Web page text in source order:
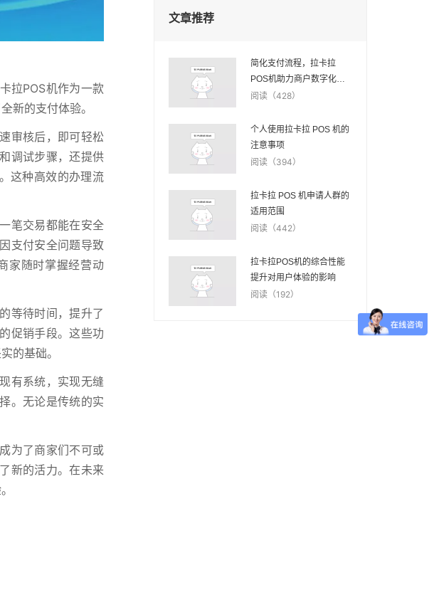
拉POS机作为一款
新的支付体验。
审核后，即可轻松
调试步骤，还提供
这种高效的办理流
笔交易都能在安全
支付安全问题导致
家随时掌握经营动
等待时间，提升了
促销手段。这些功
的基础。
有系统，实现无缝
。无论是传统的实
为了商家们不可或
新的活力。在未来
文章推荐
简化支付流程，拉卡拉
POS机助力商户数字化转
型
阅读（428）
个人使用拉卡拉 POS 机的
注意事项
阅读（394）
拉卡拉 POS 机申请人群的
适用范围
阅读（442）
拉卡拉POS机的综合性能
提升对用户体验的影响
阅读（192）